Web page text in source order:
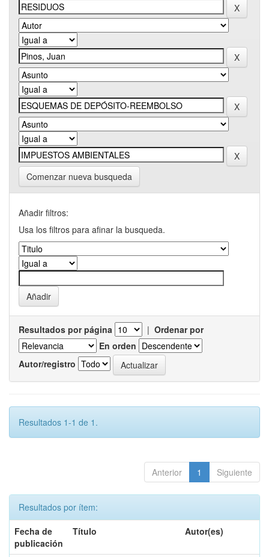
Comenzar nueva busqueda
Añadir filtros:
Usa los filtros para afinar la busqueda.
Resultados por página | Ordenar por
En orden
Autor/registro
Resultados 1-1 de 1.
Anterior 1 Siguiente
Resultados por ítem:
Fecha de
publicación
Título Autor(es)